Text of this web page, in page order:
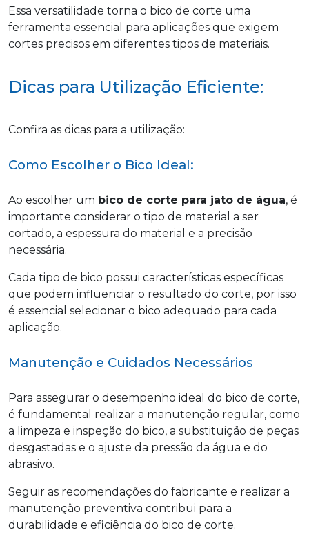
Essa versatilidade torna o bico de corte uma
ferramenta essencial para aplicações que exigem
cortes precisos em diferentes tipos de materiais.
Dicas para Utilização Eficiente:
Confira as dicas para a utilização:
Como Escolher o Bico Ideal:
Ao escolher um bico de corte para jato de água, é
importante considerar o tipo de material a ser
cortado, a espessura do material e a precisão
necessária.
Cada tipo de bico possui características específicas
que podem influenciar o resultado do corte, por isso
é essencial selecionar o bico adequado para cada
aplicação.
Manutenção e Cuidados Necessários
Para assegurar o desempenho ideal do bico de corte,
é fundamental realizar a manutenção regular, como
a limpeza e inspeção do bico, a substituição de peças
desgastadas e o ajuste da pressão da água e do
abrasivo.
Seguir as recomendações do fabricante e realizar a
manutenção preventiva contribui para a
durabilidade e eficiência do bico de corte.